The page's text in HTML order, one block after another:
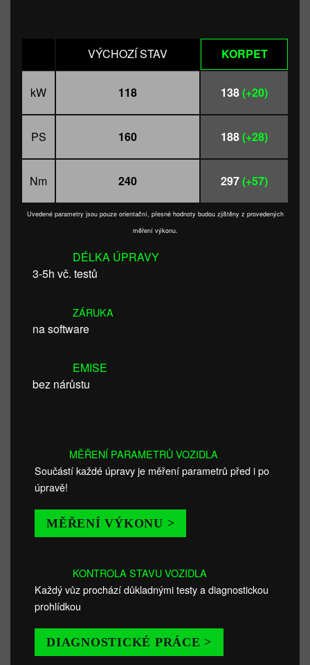
VÝCHOZÍ STAV KORPET
kW 118 138(+20)
PS 160 188(+28)
Nm 240 297(+57)
Uvedené parametry jsou pouze orientační, přesné hodnoty budou zjištěny z provedených
měření výkonu.
DÉLKA ÚPRAVY
3-5h vč. testů
ZÁRUKA
na software
EMISE
bez nárůstu
MĚŘENÍ PARAMETRŮ VOZIDLA
Součástí každé úpravy je měření parametrů před i po
úpravě!
MĚŘENÍ VÝKONU >
KONTROLA STAVU VOZIDLA
Každý vůz prochází důkladnými testy a diagnostickou
prohlídkou
DIAGNOSTICKÉ PRÁCE >